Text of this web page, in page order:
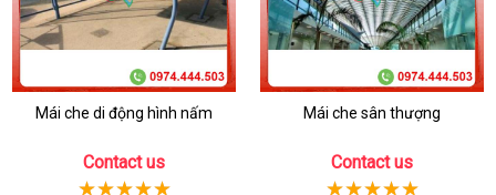
Mái che di động hình nấm
Contact us
Mái che sân thượng
Contact us